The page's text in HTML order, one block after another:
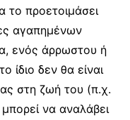
το προετοιμάσει
αγαπημένων
ενός άρρωστου ή
ίδιο δεν θα είναι
στη ζωή του (π.χ.
να αναλάβει